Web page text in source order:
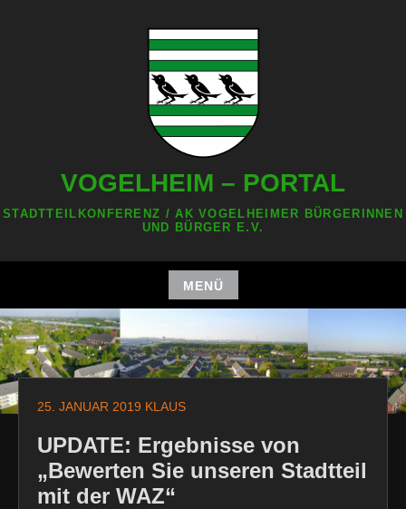
VOGELHEIM – PORTAL
STADTTEILKONFERENZ / AK VOGELHEIMER BÜRGERINNEN
UND BÜRGER E.V.
MENÜ
Zum
Inhalt
springen
25. JANUAR 2019 KLAUS
UPDATE: Ergebnisse von
„Bewerten Sie unseren Stadtteil
mit der WAZ“